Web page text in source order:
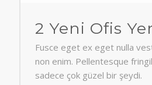
2 Yeni Ofis
Fusce eget ex eget nulla
non enim. Pellentesque
sadece çok güzel bir şeydi.